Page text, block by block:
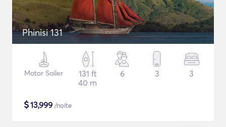
Phinisi 131
Motor Sailer
131 ft
40 m
6 3 3
$13,999 /noite